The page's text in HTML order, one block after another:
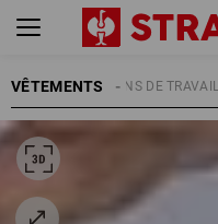
VÊTEMENTSPANTALONS DE TRAVAIL